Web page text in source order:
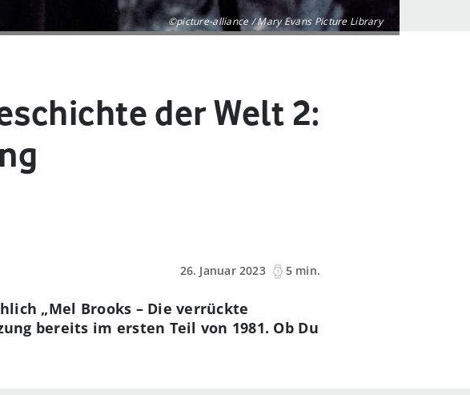
©picture-alliance / Mary Evans Picture Library
der Welt 2:
26. Januar 2023
5 min.
„Mel Brooks – Die verrückte
bereits im ersten Teil von 1981. Ob Du